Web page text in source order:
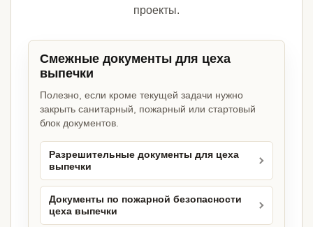
проекты.
Смежные документы для цеха
выпечки
Полезно, если кроме текущей задачи нужно
закрыть санитарный, пожарный или стартовый
блок документов.
Разрешительные документы для цеха
выпечки
Документы по пожарной безопасности
цеха выпечки